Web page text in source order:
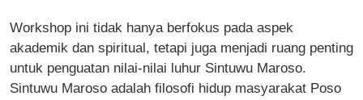
Workshop ini tidak hanya berfokus pada aspek
akademik dan spiritual, tetapi juga menjadi ruang penting
untuk penguatan nilai-nilai luhur Sintuwu Maroso.
Sintuwu Maroso adalah filosofi hidup masyarakat Poso